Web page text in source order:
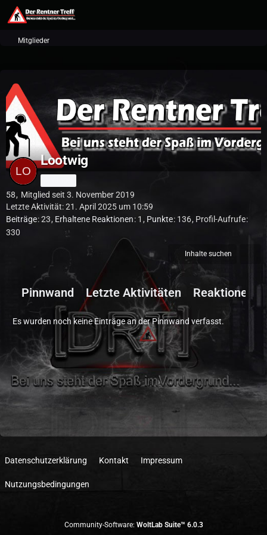
Mitglieder
Lootwig
58
Mitglied seit 3. November 2019
Letzte Aktivität:21. April 2025 um 10:59
Beiträge 23 Erhaltene Reaktionen 1 Punkte 136 Profil-Aufrufe
330
Inhalte suchen
Pinnwand Letzte Aktivitäten Reaktionen
Es wurden noch keine Einträge an der Pinnwand verfasst.
Datenschutzerklärung Kontakt Impressum
Nutzungsbedingungen
Community-Software: WoltLab Suite™ 6.0.3